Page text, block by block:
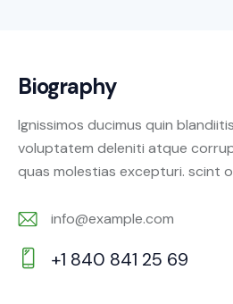
Biography
Ignissimos ducimus quin
voluptatem deleniti atque
quas molestias excepturi. scint
E-
m
info@example.com
+1 840 841 25 69